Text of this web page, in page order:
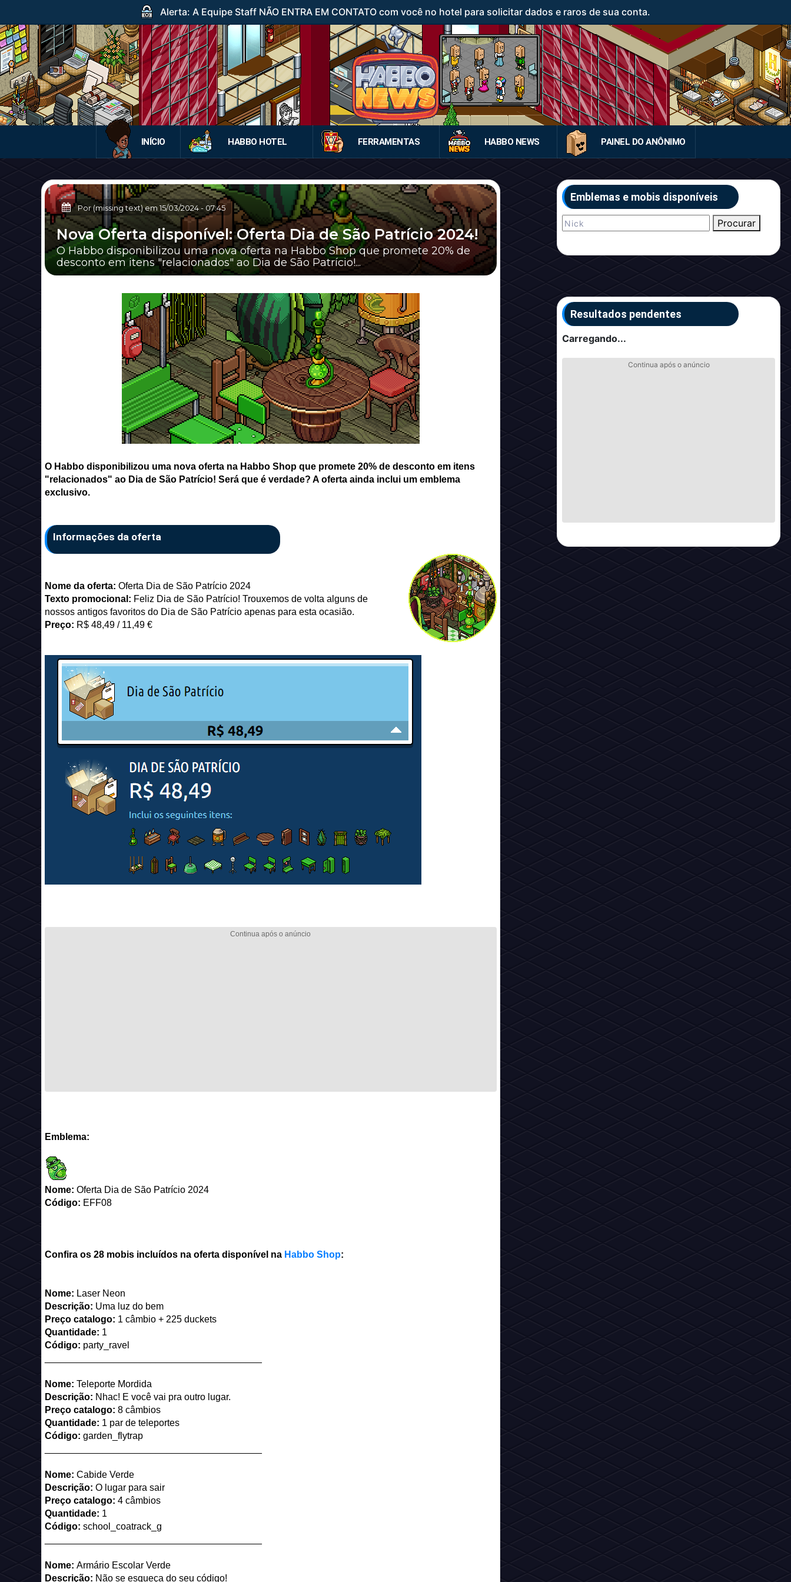
Alerta: A Equipe Staff NÃO ENTRA EM CONTATO com você no hotel para solicitar dados e raros de sua conta.
INÍCIO HABBO HOTEL FERRAMENTAS HABBO NEWS PAINEL DO ANÔNIMO
Por (missing text) em15/03/2024- 07:45
Nova Oferta disponível: Oferta Dia de São Patrício 2024!
O Habbo disponibilizou uma nova oferta na Habbo Shop que promete 20% de
desconto em itens "relacionados" ao Dia de São Patrício!...
O Habbo disponibilizou uma nova oferta na Habbo Shop que promete 20% de desconto em itens
"relacionados" ao Dia de São Patrício! Será que é verdade? A oferta ainda inclui um emblema
exclusivo.
Informações da oferta
Nome da oferta: Oferta Dia de São Patrício 2024
Texto promocional: Feliz Dia de São Patrício! Trouxemos de volta alguns de
nossos antigos favoritos do Dia de São Patrício apenas para esta ocasião.
Preço: R$ 48,49 / 11,49 €
Emblema:
Nome: Oferta Dia de São Patrício 2024
Código: EFF08
Confira os 28 mobis incluídos na oferta disponível na Habbo Shop:
Nome: Laser Neon
Descrição: Uma luz do bem
Preço catalogo: 1 câmbio + 225 duckets
Quantidade: 1
Código: party_ravel
Nome: Teleporte Mordida
Descrição: Nhac! E você vai pra outro lugar.
Preço catalogo: 8 câmbios
Quantidade: 1 par de teleportes
Código: garden_flytrap
Nome: Cabide Verde
Descrição: O lugar para sair
Preço catalogo: 4 câmbios
Quantidade: 1
Código: school_coatrack_g
Nome: Armário Escolar Verde
Descrição: Não se esqueça do seu código!
Emblemas e mobis disponíveis
Procurar
Resultados pendentes
Carregando...